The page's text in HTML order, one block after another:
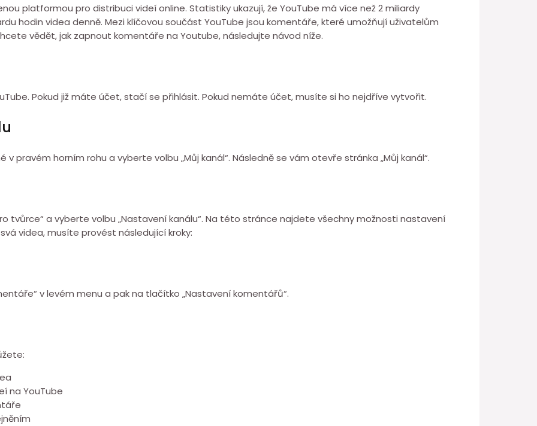
platformou pro distribuci videí online. Statistiky ukazují, že YouTube má více než 2 miliardy
hodin videa denně. Mezi klíčovou součást YouTube jsou komentáře, které umožňují uživatelům
vědět, jak zapnout komentáře na Youtube, následujte návod níže.
Pokud již máte účet, stačí se přihlásit. Pokud nemáte účet, musíte si ho nejdříve vytvořit.
pravém horním rohu a vyberte volbu „Můj kanál“. Následně se vám otevře stránka „Můj kanál“.
tvůrce“ a vyberte volbu „Nastavení kanálu“. Na této stránce najdete všechny možnosti nastavení
videa, musíte provést následující kroky:
v levém menu a pak na tlačítko „Nastavení komentářů“.
na YouTube